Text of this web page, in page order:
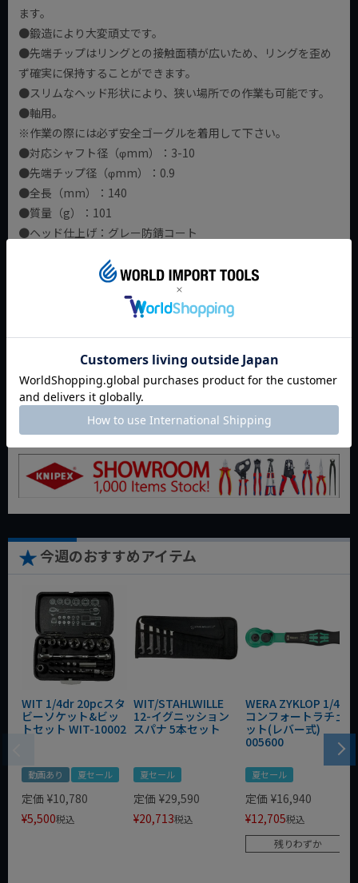
ます。
●鍛造により大変頑丈です。
●先端チップはリングとの接触面積が広いため、リングを歪め
ず確実に保持することができます。
●スリムなヘッド形状により、狭い場所での作業も可能です。
●軸用。
※作業の際には必ず安全ゴーグルを着用して下さい。
●対応シャフト径（φmm）：3-10
●先端チップ径（φmm）：0.9
●全長（mm）：140
●質量（g）：101
●ヘッド仕上げ：グレー防錆コート
●差込先端部仕上げ：ばね鋼線引き抜き加工
●プライヤーボディ材質：クロムバナジウム電気鋼（油焼き入
返品特約について
商品についてのお問い合わせ
今週のおすすめアイテム
WIT 1/4dr 20pcスタ
ビーソケット&ビッ
トセット WIT-10002
動画あり 夏セール
定価 ¥10,780
¥5,500税込
WIT/STAHLWILLE
12-イグニッション
スパナ 5本セット
夏セール
定価 ¥29,590
¥20,713税込
WERA ZYKLOP 1/4"
コンフォートラチェ
ット(レバー式)
005600
夏セール
定価 ¥16,940
¥12,705税込
残りわずか